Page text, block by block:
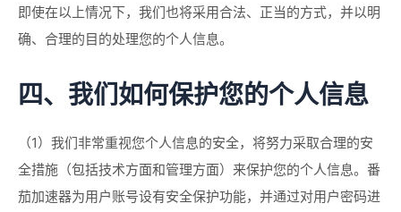
即使在以上情况下，我们也将采用合法、正当的方式，并以明
确、合理的目的处理您的个人信息。
四、我们如何保护您的个人信息
（1）我们非常重视您个人信息的安全，将努力采取合理的安
全措施（包括技术方面和管理方面）来保护您的个人信息。番
茄加速器为用户账号设有安全保护功能，并通过对用户密码进